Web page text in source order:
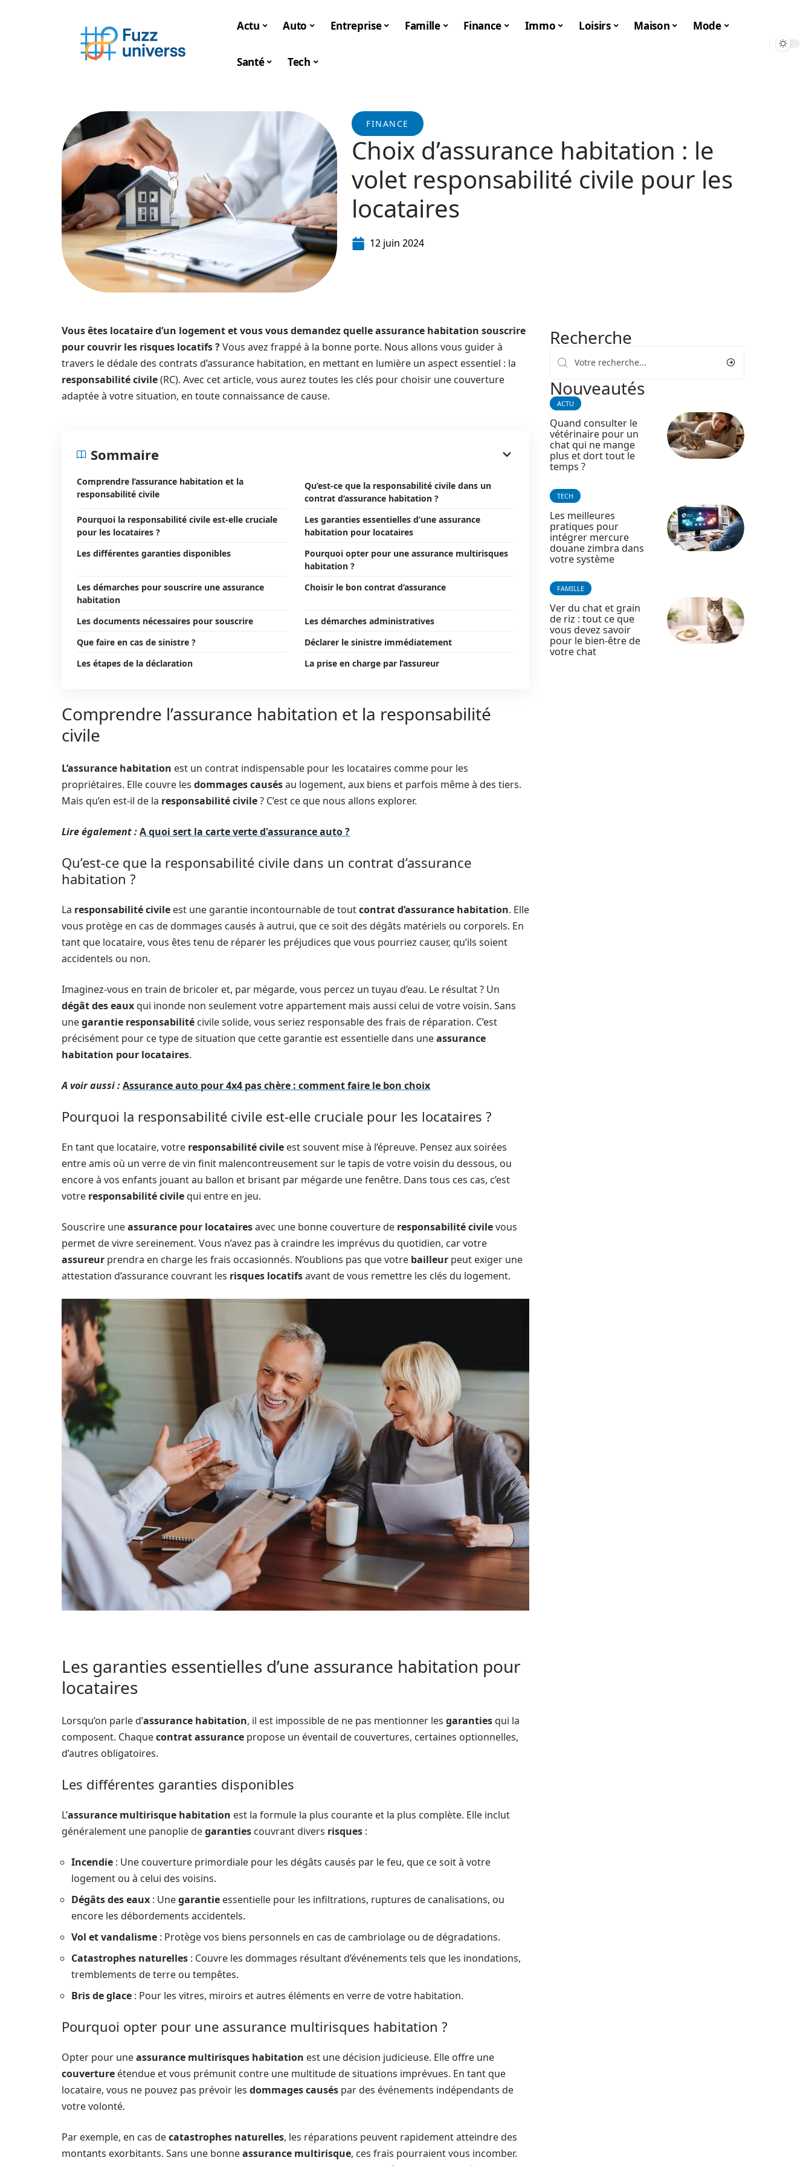
Actu Auto Entreprise Famille Finance Immo Loisirs Maison Mode
Santé Tech
FINANCE
Choix d’assurance habitation : le
volet responsabilité civile pour les
locataires
12 juin 2024
Vous êtes locataire d’un logement et vous vous demandez quelle assurance habitation souscrire
pour couvrir les risques locatifs ?Vous avez frappé à la bonne porte. Nous allons vous guider à
travers le dédale des contrats d’assurance habitation, en mettant en lumière un aspect essentiel : la
responsabilité civile(RC). Avec cet article, vous aurez toutes les clés pour choisir une couverture
adaptée à votre situation, en toute connaissance de cause.
Sommaire
Comprendre l’assurance habitation et la
responsabilité civile
Qu’est-ce que la responsabilité civile dans un
contrat d’assurance habitation ?
Pourquoi la responsabilité civile est-elle cruciale
pour les locataires ?
Les garanties essentielles d’une assurance
habitation pour locataires
Les différentes garanties disponibles
Pourquoi opter pour une assurance multirisques
habitation ?
Les démarches pour souscrire une assurance
habitation
Choisir le bon contrat d’assurance
Les documents nécessaires pour souscrire
Les démarches administratives
Que faire en cas de sinistre ?
Déclarer le sinistre immédiatement
Les étapes de la déclaration
La prise en charge par l’assureur
Comprendre l’assurance habitation et la responsabilité
civile
L’assurance habitation est un contrat indispensable pour les locataires comme pour les
propriétaires. Elle couvre les dommages causésau logement, aux biens et parfois même à des tiers.
Mais qu’en est-il de la responsabilité civile? C’est ce que nous allons explorer.
Lire également :A quoi sert la carte verte d'assurance auto ?
Qu’est-ce que la responsabilité civile dans un contrat d’assurance
habitation ?
La responsabilité civile est une garantie incontournable de toutcontrat d’assurance habitation. Elle
vous protège en cas de dommages causés à autrui, que ce soit des dégâts matériels ou corporels. En
tant que locataire, vous êtes tenu de réparer les préjudices que vous pourriez causer, qu’ils soient
accidentels ou non.
Imaginez-vous en train de bricoler et, par mégarde, vous percez un tuyau d’eau. Le résultat ? Un
dégât des eauxqui inonde non seulement votre appartement mais aussi celui de votre voisin. Sans
unegarantie responsabilité civile solide, vous seriez responsable des frais de réparation. C’est
précisément pour ce type de situation que cette garantie est essentielle dans uneassurance
habitation pour locataires.
A voir aussi :Assurance auto pour 4x4 pas chère : comment faire le bon choix
Pourquoi la responsabilité civile est-elle cruciale pour les locataires ?
En tant que locataire, votre responsabilité civile est souvent mise à l’épreuve. Pensez aux soirées
entre amis où un verre de vin finit malencontreusement sur le tapis de votre voisin du dessous, ou
encore à vos enfants jouant au ballon et brisant par mégarde une fenêtre. Dans tous ces cas, c’est
votre responsabilité civilequi entre en jeu.
Souscrire uneassurance pour locatairesavec une bonne couverture de responsabilité civilevous
permet de vivre sereinement. Vous n’avez pas à craindre les imprévus du quotidien, car votre
assureur prendra en charge les frais occasionnés. N’oublions pas que votre bailleur peut exiger une
attestation d’assurance couvrant les risques locatifsavant de vous remettre les clés du logement.
Les garanties essentielles d’une assurance habitation pour
locataires
Lorsqu’on parle d’assurance habitation, il est impossible de ne pas mentionner les garantiesqui la
composent. Chaquecontrat assurance propose un éventail de couvertures, certaines optionnelles,
d’autres obligatoires.
Les différentes garanties disponibles
L’assurance multirisque habitation est la formule la plus courante et la plus complète. Elle inclut
généralement une panoplie degaranties couvrant divers risques :
Incendie : Une couverture primordiale pour les dégâts causés par le feu, que ce soit à votre
logement ou à celui des voisins.
Dégâts des eaux : Unegarantie essentielle pour les infiltrations, ruptures de canalisations, ou
encore les débordements accidentels.
Vol et vandalisme : Protège vos biens personnels en cas de cambriolage ou de dégradations.
Catastrophes naturelles : Couvre les dommages résultant d’événements tels que les inondations,
tremblements de terre ou tempêtes.
Bris de glace : Pour les vitres, miroirs et autres éléments en verre de votre habitation.
Pourquoi opter pour une assurance multirisques habitation ?
Opter pour uneassurance multirisques habitation est une décision judicieuse. Elle offre une
couverture étendue et vous prémunit contre une multitude de situations imprévues. En tant que
locataire, vous ne pouvez pas prévoir les dommages causés par des événements indépendants de
votre volonté.
Par exemple, en cas decatastrophes naturelles, les réparations peuvent rapidement atteindre des
montants exorbitants. Sans une bonneassurance multirisque, ces frais pourraient vous incomber.
Recherche
Nouveautés
ACTU
Quand consulter le
vétérinaire pour un
chat qui ne mange
plus et dort tout le
temps ?
TECH
Les meilleures
pratiques pour
intégrer mercure
douane zimbra dans
votre système
FAMILLE
Ver du chat et grain
de riz : tout ce que
vous devez savoir
pour le bien-être de
votre chat